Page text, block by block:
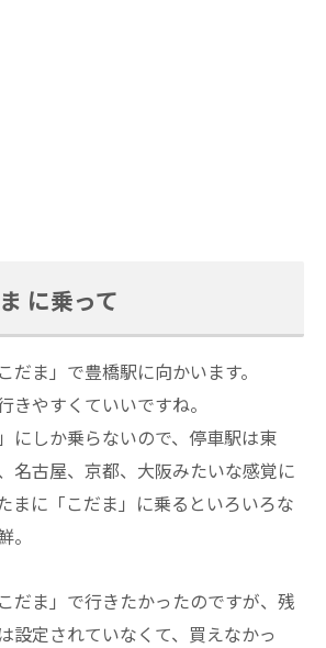
に乗って
だま」で豊橋駅に向かいます。
きやすくていいですね。
にしか乗らないので、停車駅は東
名古屋、京都、大阪みたいな感覚に
まに「こだま」に乗るといろいろな
だま」で行きたかったのですが、残
設定されていなくて、買えなかっ